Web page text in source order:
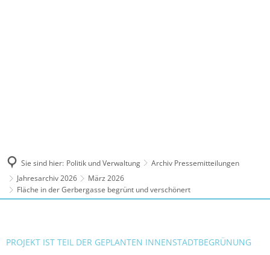
Sie sind hier: Politik und Verwaltung
Archiv Pressemitteilungen
Jahresarchiv 2026
März 2026
Fläche in der Gerbergasse begrünt und verschönert
PROJEKT IST TEIL DER GEPLANTEN INNENSTADTBEGRÜNUNG